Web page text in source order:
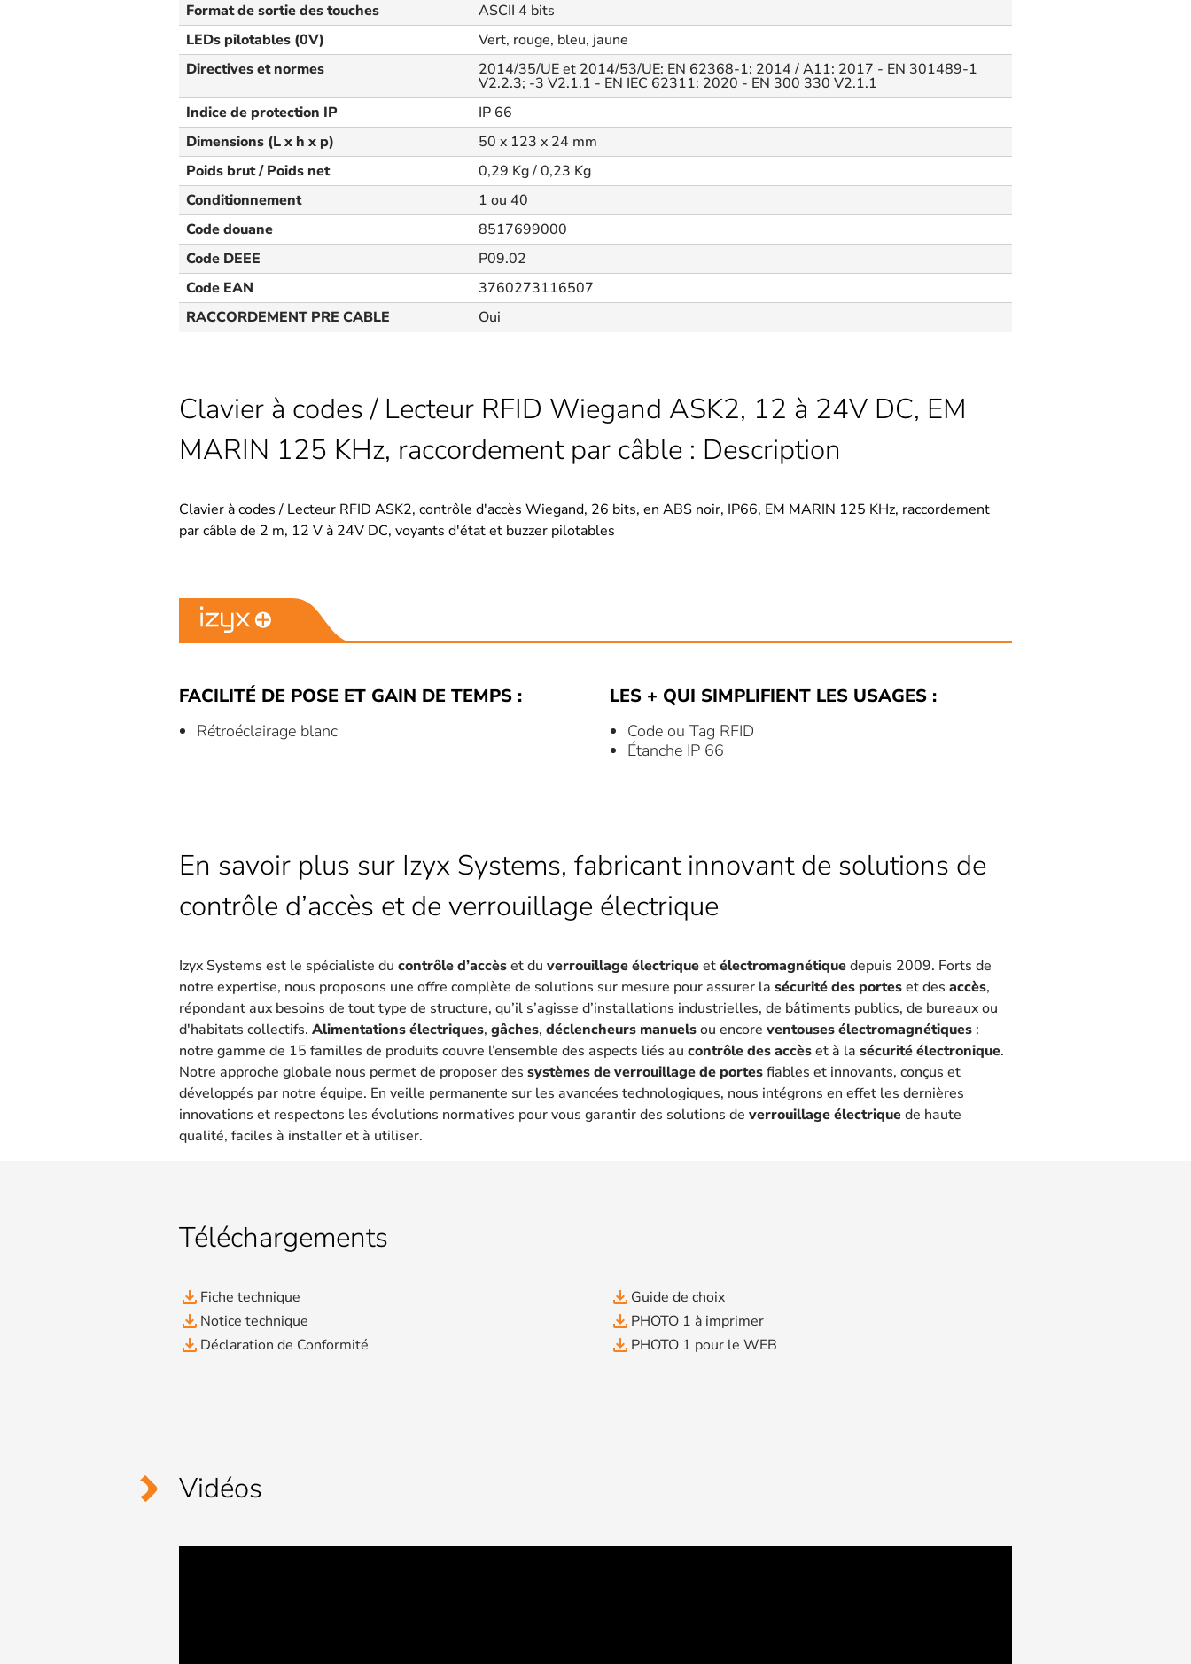
Format de sortie des touches
ASCII 4 bits
LEDs pilotables (0V)
Vert, rouge, bleu, jaune
Directives et normes
2014/35/UE et 2014/53/UE: EN 62368-1: 2014 / A11: 2017 - EN 301489-1
V2.2.3; -3 V2.1.1 - EN IEC 62311: 2020 - EN 300 330 V2.1.1
Indice de protection IP
IP 66
Dimensions (L x h x p)
50 x 123 x 24 mm
Poids brut / Poids net
0,29 Kg / 0,23 Kg
Conditionnement
1 ou 40
Code douane
8517699000
Code DEEE
P09.02
Code EAN
3760273116507
RACCORDEMENT PRE CABLE
Oui
Clavier à codes / Lecteur RFID Wiegand ASK2, 12 à 24V DC, EM
MARIN 125 KHz, raccordement par câble : Description
Clavier à codes / Lecteur RFID ASK2, contrôle d'accès Wiegand, 26 bits, en ABS noir, IP66, EM MARIN 125 KHz, raccordement
par câble de 2 m, 12 V à 24V DC, voyants d'état et buzzer pilotables
FACILITÉ DE POSE ET GAIN DE TEMPS :
Rétroéclairage blanc
LES + QUI SIMPLIFIENT LES USAGES :
Code ou Tag RFID
Étanche IP 66
En savoir plus sur Izyx Systems, fabricant innovant de solutions de
contrôle d’accès et de verrouillage électrique
Izyx Systems est le spécialiste du contrôle d’accèset du verrouillage électriqueetélectromagnétiquedepuis 2009. Forts de
notre expertise, nous proposons une offre complète de solutions sur mesure pour assurer la sécurité des porteset des accès,
répondant aux besoins de tout type de structure, qu’il s’agisse d’installations industrielles, de bâtiments publics, de bureaux ou
d'habitats collectifs. Alimentations électriques, gâches, déclencheurs manuelsou encore ventouses électromagnétiques :
notre gamme de 15 familles de produits couvre l’ensemble des aspects liés au contrôle des accèset à la sécurité électronique.
Notre approche globale nous permet de proposer des systèmes de verrouillage de portesfiables et innovants, conçus et
développés par notre équipe. En veille permanente sur les avancées technologiques, nous intégrons en effet les dernières
innovations et respectons les évolutions normatives pour vous garantir des solutions de verrouillage électriquede haute
qualité, faciles à installer et à utiliser.
Téléchargements
file_download Fiche technique
file_download Notice technique
file_download Déclaration de Conformité
file_download Guide de choix
file_download PHOTO 1 à imprimer
file_download PHOTO 1 pour le WEB
Vidéos